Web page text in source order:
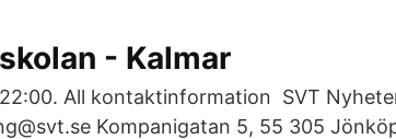
- Kalmar
All kontaktinformation SVT
Kompanigatan 5, 55 305